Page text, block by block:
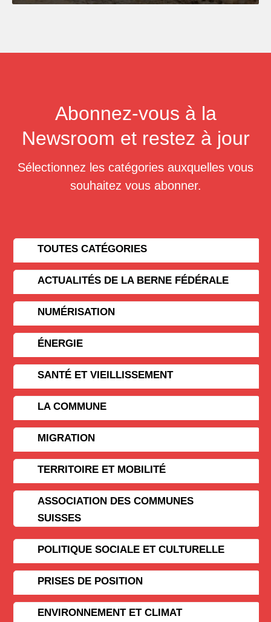
Abonnez-vous à la
Newsroom et restez à jour
Sélectionnez les catégories auxquelles vous
souhaitez vous abonner.
TOUTES CATÉGORIES
ACTUALITÉS DE LA BERNE FÉDÉRALE
NUMÉRISATION
ÉNERGIE
SANTÉ ET VIEILLISSEMENT
LA COMMUNE
MIGRATION
TERRITOIRE ET MOBILITÉ
ASSOCIATION DES COMMUNES
SUISSES
POLITIQUE SOCIALE ET CULTURELLE
PRISES DE POSITION
ENVIRONNEMENT ET CLIMAT